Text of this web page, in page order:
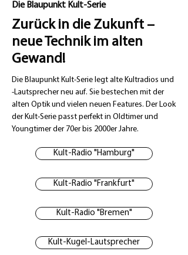
Die Blaupunkt Kult-Serie
Zurück in die Zukunft –
neue Technik im alten
Gewand!
Die Blaupunkt Kult-Serie legt alte Kultradios und
-Lautsprecher neu auf. Sie bestechen mit der
alten Optik und vielen neuen Features. Der Look
der Kult-Serie passt perfekt in Oldtimer und
Youngtimer der 70er bis 2000er Jahre.
Kult-Radio "Hamburg"
Kult-Radio "Frankfurt"
Kult-Radio "Bremen"
Kult-Kugel-Lautsprecher